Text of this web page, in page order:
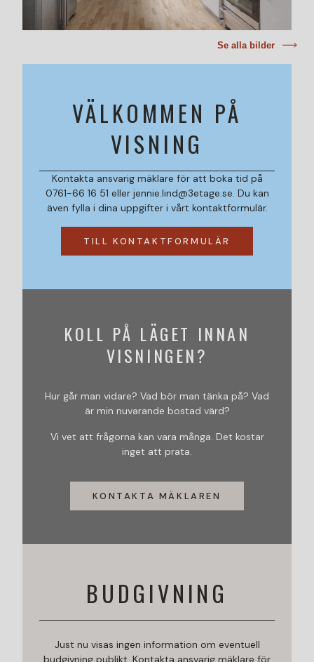
Se alla bilder
KOLL PÅ LÄGET INNAN
VISNINGEN?
Hur går man vidare? Vad bör man tänka på? Vad
är min nuvarande bostad värd?
Vi vet att frågorna kan vara många. Det kostar
inget att prata.
KONTAKTA MÄKLAREN
VÄLKOMMEN PÅ
VISNING
Kontakta ansvarig mäklare för att boka tid på
0761-66 16 51 eller jennie.lind@3etage.se. Du kan
även fylla i dina uppgifter i vårt kontaktformulär.
TILL KONTAKTFORMULÄR
BUDGIVNING
Just nu visas ingen information om eventuell
budgivning publikt. Kontakta ansvarig mäklare för